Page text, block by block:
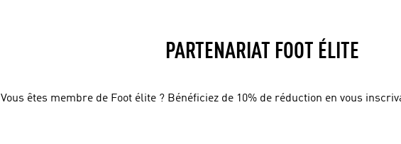
PARTENARIAT FOOT ÉLITE
Vous êtes membre de Foot élite ? Bénéficiez de 10% de réduction en vous